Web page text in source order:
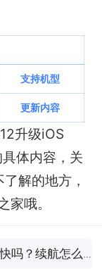
支持机型
更新内容
升级iOS
体内容，关
解的地方，
家哦。
？续航怎么样？